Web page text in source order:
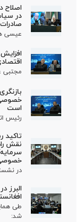
اصلاح
در
عیسی
مجتبی
است
رئیس
تاکید
نقش
در
البرز
طی
شد: